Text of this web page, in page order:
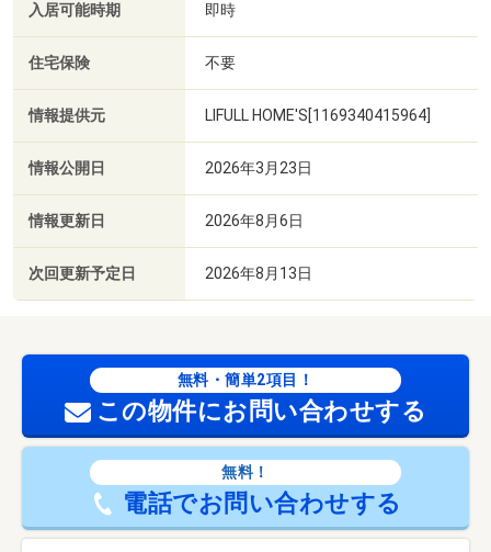
入居可能時期 即時
住宅保険 不要
情報提供元 LIFULL HOME'S[1169340415964]
情報公開日 2026年3月23日
情報更新日 2026年8月6日
次回更新予定日 2026年8月13日
無料・簡単2項目！
この物件にお問い合わせする
無料！
電話でお問い合わせする